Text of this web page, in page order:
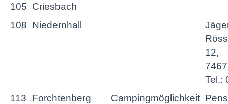
105 Criesbach
108 Niedernhall
12,
Tel.:
113
Forchtenberg
Campingmöglichkeit